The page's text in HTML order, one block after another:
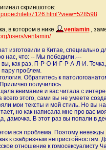
скриншотов:
chiteli/7126.html?view=528598
в котором в нике veniamin ,
users/venlamin/
изготовили в Китае, специально
нас, что: -- Мы победили.---
вы, как раз, П-Р-О-И-Г-Р-А-Л-И.
пару проблем.
Обратитесь к
получилось.
внимание и вас читала с
этого, сами вы не умеете
мои тексты и мой стиль. Но вы
но как написала мне про вас
В этот раз вы попали в
вся проблема. Поэтому
к скабрезным непристойностям.
отношение к гомосексуалисту